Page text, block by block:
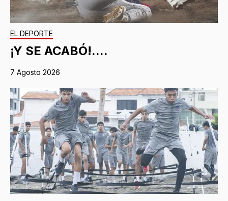
EL DEPORTE
¡Y SE ACABÓ!....
7 Agosto 2026